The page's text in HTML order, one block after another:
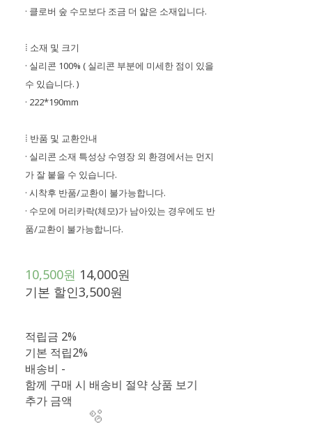
· 클로버 숲 수모보다 조금 더 얇은 소재입니다.
⁞ 소재 및 크기
· 실리콘 100% ( 실리콘 부분에 미세한 점이 있을
수 있습니다. )
· 222*190mm
⁞ 반품 및 교환안내
· 실리콘 소재 특성상 수영장 외 환경에서는 먼지
가 잘 붙을 수 있습니다.
· 시착후 반품/교환이 불가능합니다.
· 수모에 머리카락(체모)가 남아있는 경우에도 반
품/교환이 불가능합니다.
10,500원 14,000원
기본 할인3,500원
적립금 2%
기본 적립2%
배송비 -
함께 구매 시 배송비 절약 상품 보기
추가 금액